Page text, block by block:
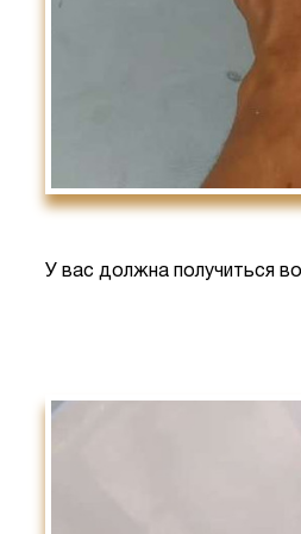
У вас должна получиться